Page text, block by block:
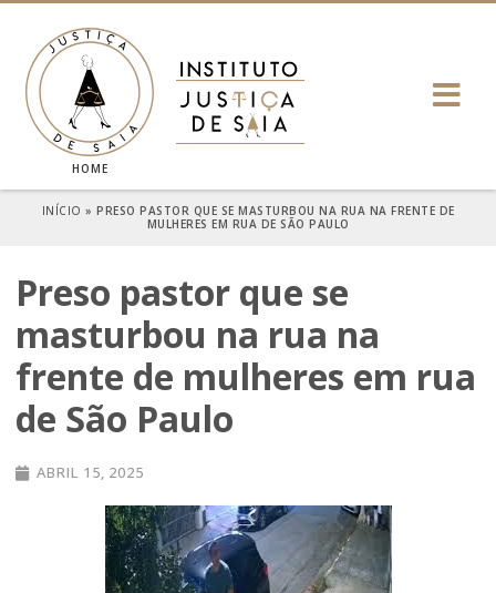
HOME
INÍCIO » PRESO PASTOR QUE SE MASTURBOU NA RUA NA FRENTE DE
MULHERES EM RUA DE SÃO PAULO
Preso pastor que se
masturbou na rua na
frente de mulheres em rua
de São Paulo
ABRIL 15, 2025